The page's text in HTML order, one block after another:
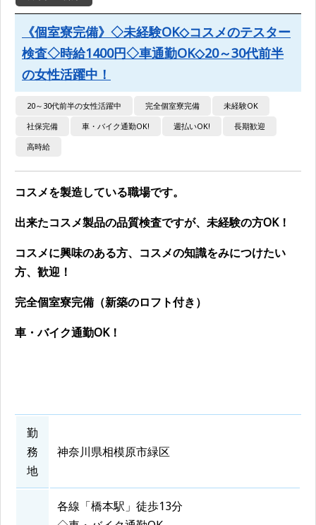
《個室寮完備》◇未経験OK◇コスメのテスター
検査◇時給1400円◇車通勤OK◇20～30代前半
の女性活躍中！
20～30代前半の女性活躍中 完全個室寮完備
未経験OK
社保完備
車・バイク通勤OK! 週払いOK!
長期歓迎
高時給
コスメを製造している職場です。
出来たコスメ製品の品質検査ですが、未経験の方OK！
コスメに興味のある方、コスメの知識をみにつけたい
方、歓迎！
完全個室寮完備（新築のロフト付き）
車・バイク通勤OK！
勤
務
地
神奈川県相模原市緑区
各線「橋本駅」徒歩13分